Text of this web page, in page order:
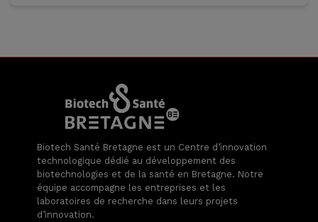
Biotech Santé Bretagne est un Centre d’innovation
technologique dédié au développement des
biotechnologies et de la santé en Bretagne. Notre
équipe accompagne les entreprises et les
laboratoires de recherche dans leurs projets
d’innovation.